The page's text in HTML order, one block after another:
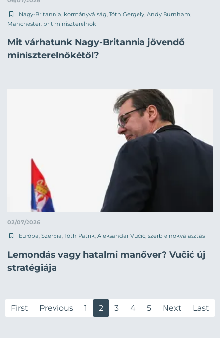
Nagy-Britannia kormányválság Tóth Gergely Andy Burnham
Manchester brit miniszterelnök
Mit várhatunk Nagy-Britannia jövendő
miniszterelnökétől?
02/07/2026
Európa, Szerbia, Tóth Patrik, Aleksandar Vučić, szerb elnökválasztás
Lemondás vagy hatalmi manőver? Vučić új
stratégiája
First Previous 1 2 3 4 5 Next Last